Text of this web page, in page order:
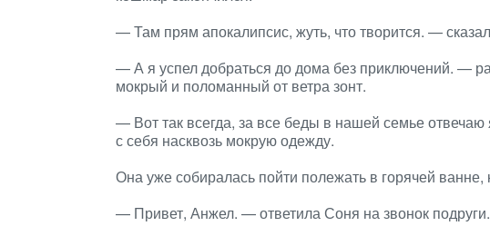
— Там прям апокалипсис, жуть, что творится. —
— А я успел добраться до дома без приключений. —
мокрый и поломанный от ветра зонт.
— Вот так всегда, за все беды в нашей семье
с себя насквозь мокрую одежду.
Она уже собиралась пойти полежать в горячей ванне,
— Привет, Анжел. — ответила Соня на звонок подруги.